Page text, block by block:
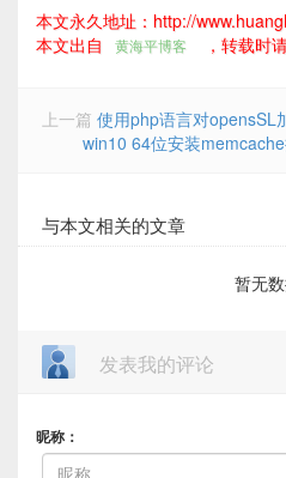
本文永久地址：http://
本文出自
黄海平博客 ，转载时
上一篇 使用php语言对opensSL
win10 64位安装
与本文相关的文章
暂无
发表我的评论
昵称：